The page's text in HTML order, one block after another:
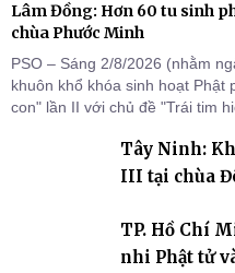
Lâm Đồng: Hơn 60 tu sinh
chùa Phước Minh
PSO – Sáng 2/8/2026 (nhằm
khuôn khổ khóa sinh hoạt Phật
con" lần II với chủ đề "Trái tim
cho hơn 60 tu sinh.Tây Ninh:
III tại chùa
TP. Hồ Chí
nhi Phật tử